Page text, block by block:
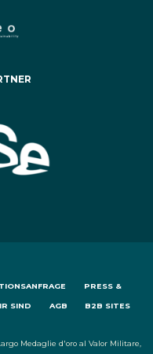
PRESS &
SIND AGB B2B SITES
Medaglie d'oro al Valor Militare,